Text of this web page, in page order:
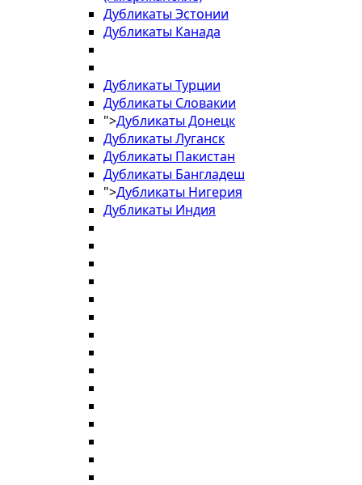
Дубликаты Эстонии
Дубликаты Канада
Дубликаты Турции
Дубликаты Словакии
">Дубликаты Донецк
Дубликаты Луганск
Дубликаты Пакистан
Дубликаты Бангладеш
">Дубликаты Нигерия
Дубликаты Индия